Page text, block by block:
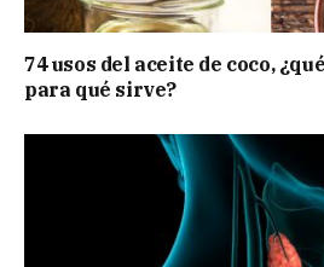
74 usos del aceite de coco,
para qué sirve?